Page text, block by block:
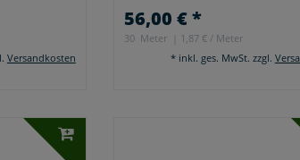
Versandkosten
56,00 € *
30 Meter
| 1,87 € / Meter
* inkl. ges. MwSt. zzgl.